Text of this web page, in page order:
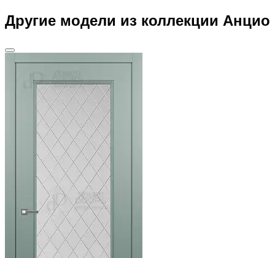
Другие модели из коллекции Анцио